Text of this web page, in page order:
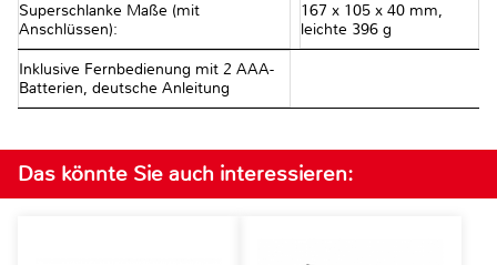
Superschlanke Maße (mit
Anschlüssen):
167 x 105 x 40 mm,
leichte 396 g
Inklusive Fernbedienung mit 2 AAA-
Batterien, deutsche Anleitung
Das könnte Sie auch interessieren: